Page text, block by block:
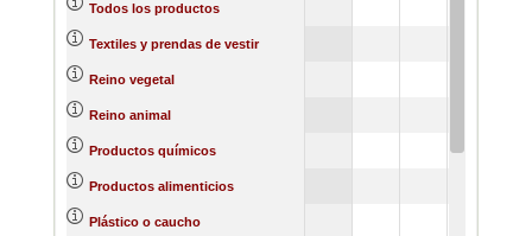
Todos los productos
Textiles y prendas de vestir
Reino vegetal
Reino animal
Productos químicos
Productos alimenticios
Plástico o caucho